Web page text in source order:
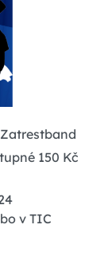
150 Kč
v TIC